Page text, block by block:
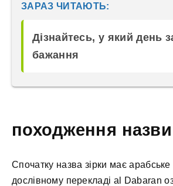
ЗАРАЗ ЧИТАЮТЬ:
Дізнайтесь, у який день
бажання
походження назви
Спочатку назва зірки має
дослівному перекладі al Dabaran